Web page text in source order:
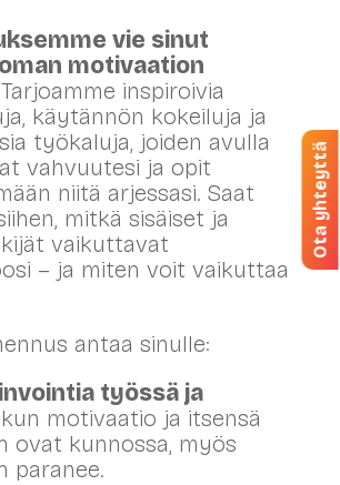
vie sinut
motivaation
Tarjoamme inspiroivia
käytännön kokeiluja ja
työkaluja, joiden avulla
vahvuutesi ja opit
niitä arjessasi. Saat
mitkä sisäiset ja
vaikuttavat
– ja miten voit vaikuttaa
antaa sinulle:
työssä ja
motivaatio ja itsensä
ovat kunnossa, myös
paranee.
Ota yhteyttä